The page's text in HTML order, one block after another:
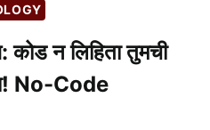
न लिहिता तुमची
No-Code